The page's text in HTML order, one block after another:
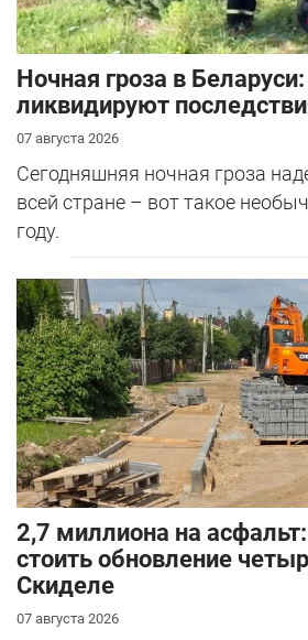
Ночная гроза в
ликвидируют
07 августа 2026
Сегодняшняя ночная гроза
всей стране – вот такое
году.
2,7 миллиона на
стоить обновление
Скиделе
07 августа 2026